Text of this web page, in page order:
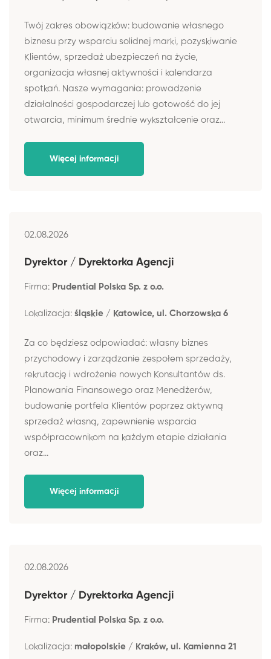
Twój zakres obowiązków: budowanie własnego
biznesu przy wsparciu solidnej marki, pozyskiwanie
Klientów, sprzedaż ubezpieczeń na życie,
organizacja własnej aktywności i kalendarza
spotkań. Nasze wymagania: prowadzenie
działalności gospodarczej lub gotowość do jej
otwarcia, minimum średnie wykształcenie oraz...
Więcej informacji
02.08.2026
Dyrektor / Dyrektorka Agencji
Firma: Prudential Polska Sp. z o.o.
Lokalizacja: śląskie / Katowice, ul. Chorzowska 6
Za co będziesz odpowiadać: własny biznes
przychodowy i zarządzanie zespołem sprzedaży,
rekrutację i wdrożenie nowych Konsultantów ds.
Planowania Finansowego oraz Menedżerów,
budowanie portfela Klientów poprzez aktywną
sprzedaż własną, zapewnienie wsparcia
współpracownikom na każdym etapie działania
oraz...
Więcej informacji
02.08.2026
Dyrektor / Dyrektorka Agencji
Firma: Prudential Polska Sp. z o.o.
Lokalizacja: małopolskie / Kraków, ul. Kamienna 21